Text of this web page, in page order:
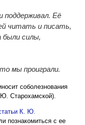
поддерживал. Её
читать и писать,
были силы,
мы проиграли.
соболезнования
Старохамской).
К. Ю.
познакомиться с ее